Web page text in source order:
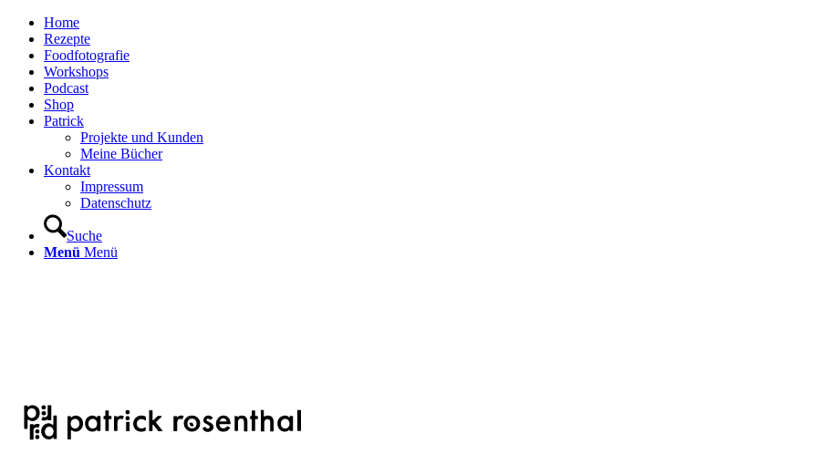
Home
Rezepte
Foodfotografie
Workshops
Podcast
Shop
Patrick
Projekte und Kunden
Meine Bücher
Kontakt
Impressum
Datenschutz
Suche
Menü Menü